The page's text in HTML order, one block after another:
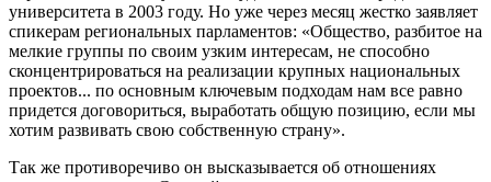
университета в 2003 году. Но уже через месяц жестко заявляет
спикерам региональных парламентов: «Общество, разбитое на
мелкие группы по своим узким интересам, не способно
сконцентрироваться на реализации крупных национальных
проектов... по основным ключевым подходам нам все равно
придется договориться, выработать общую позицию, если мы
хотим развивать свою собственную страну».
Так же противоречиво он высказывается об отношениях